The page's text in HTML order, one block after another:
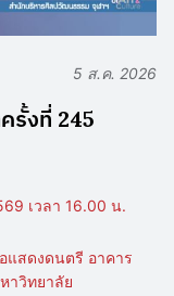
5 ส.ค. 2026
รั้งที่ 245
เวลา 16.00 น.
แสดงดนตรี อาคาร
าวิทยาลัย